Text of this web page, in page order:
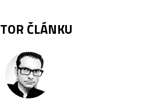
ČLÁNKU